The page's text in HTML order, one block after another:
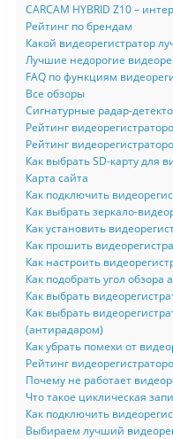
CARCAM HYBRID Z10 –
Рейтинг по брендам
Какой видеорегистратор
Лучшие недорогие
FAQ по функциям
Все обзоры
Сигнатурные радар-
Рейтинг
Рейтинг
Как выбрать SD-карту для
Карта сайта
Как подключить
Как выбрать зеркало-
Как установить
Как прошить
Как настроить
Как подобрать угол обзора
Как выбрать
Как выбрать
(антирадаром)
Как убрать помехи от
Рейтинг
Почему не работает
Что такое циклическая
Как подключить
Выбираем лучший